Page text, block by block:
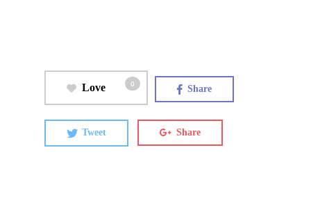
Love 0 Share
Tweet Share